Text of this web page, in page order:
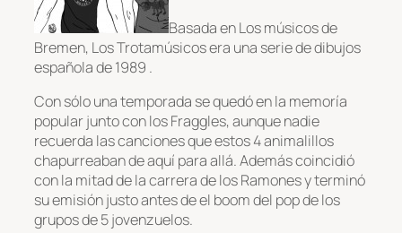
Basada en Los músicos de
Bremen, Los Trotamúsicos era una serie de dibujos
española de 1989 .
Con sólo una temporada se quedó en la memoría
popular junto con los Fraggles, aunque nadie
recuerda las canciones que estos 4 animalillos
chapurreaban de aquí para allá. Además coincidió
con la mitad de la carrera de los Ramones y terminó
su emisión justo antes de el boom del pop de los
grupos de 5 jovenzuelos.